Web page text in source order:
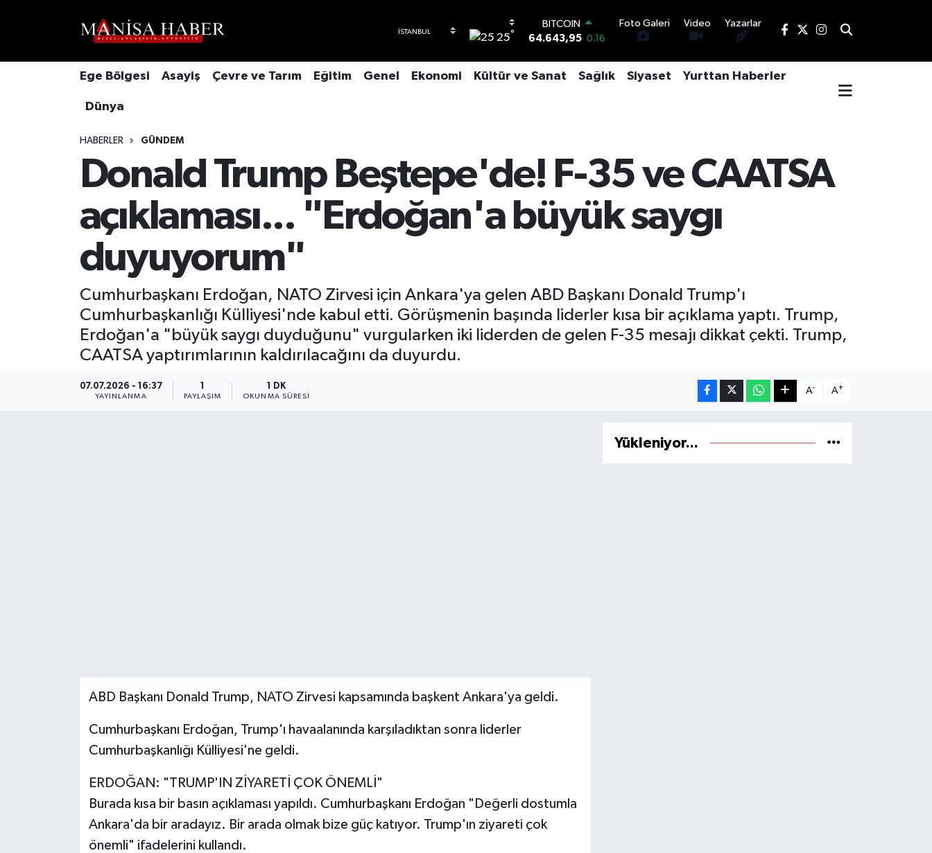
25°
DOLAR
47,6006 0.06
STERLİN
BITCOIN
64.643,95
0.16
Foto Galeri Video Yazarlar
Ege Bölgesi Asayiş Çevre ve Tarım Eğitim Genel Ekonomi Kültür ve Sanat Sağlık Siyaset Yurttan Haberler
Dünya
HABERLER GÜNDEM
Donald Trump Beştepe'de! F-35 ve CAATSA
açıklaması... "Erdoğan'a büyük saygı
duyuyorum"
Cumhurbaşkanı Erdoğan, NATO Zirvesi için Ankara'ya gelen ABD Başkanı Donald Trump'ı
Cumhurbaşkanlığı Külliyesi'nde kabul etti. Görüşmenin başında liderler kısa bir açıklama yaptı. Trump,
Erdoğan'a "büyük saygı duyduğunu" vurgularken iki liderden de gelen F-35 mesajı dikkat çekti. Trump,
CAATSA yaptırımlarının kaldırılacağını da duyurdu.
07.07.2026 - 16:37
YAYINLANMA
1
PAYLAŞIM
1 DK
OKUNMA SÜRESI
A- A+
ABD Başkanı Donald Trump, NATO Zirvesi kapsamında başkent Ankara'ya geldi.
Cumhurbaşkanı Erdoğan, Trump'ı havaalanında karşıladıktan sonra liderler
Cumhurbaşkanlığı Külliyesi'ne geldi.
ERDOĞAN: "TRUMP'IN ZİYARETİ ÇOK ÖNEMLİ"
Burada kısa bir basın açıklaması yapıldı. Cumhurbaşkanı Erdoğan "Değerli dostumla
Ankara'da bir aradayız. Bir arada olmak bize güç katıyor. Trump'ın ziyareti çok
önemli" ifadelerini kullandı.
Yükleniyor...
Tüm Manşetler
Haber Arşivi